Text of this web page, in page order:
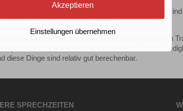
Ich meine, nicht unbedingt. Die meisten von uns
und wie man es reparieren würde.
Gehirns er gerade etwas verändert hat, wenn er ein
wissen, warum etwas funktioniert. Er muss
diese Dinge sind relativ gut berechenbar.
SPRECHZEITEN
Akzeptieren
Einstellungen übernehmen